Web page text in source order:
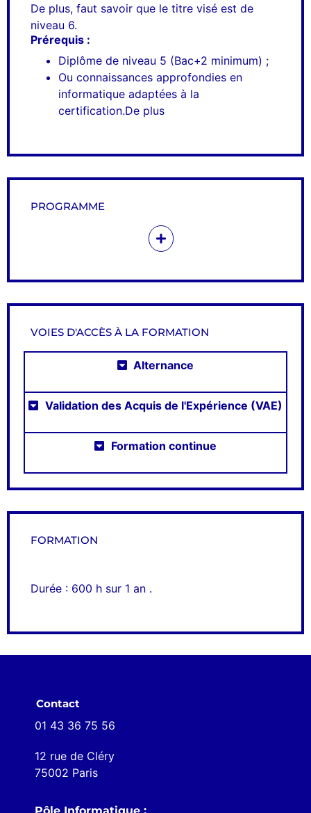
De plus, faut savoir que le titre visé est de
niveau 6.
Prérequis :
Diplôme de niveau 5 (Bac+2 minimum) ;
Ou connaissances approfondies en
informatique adaptées à la
certification.De plus
PROGRAMME
VOIES D'ACCÈS À LA FORMATION
Alternance
Validation des Acquis de l'Expérience (VAE)
Formation continue
FORMATION
Durée : 600 h sur 1 an .
Contact
01 43 36 75 56
12 rue de Cléry
75002 Paris
Pôle Informatique :